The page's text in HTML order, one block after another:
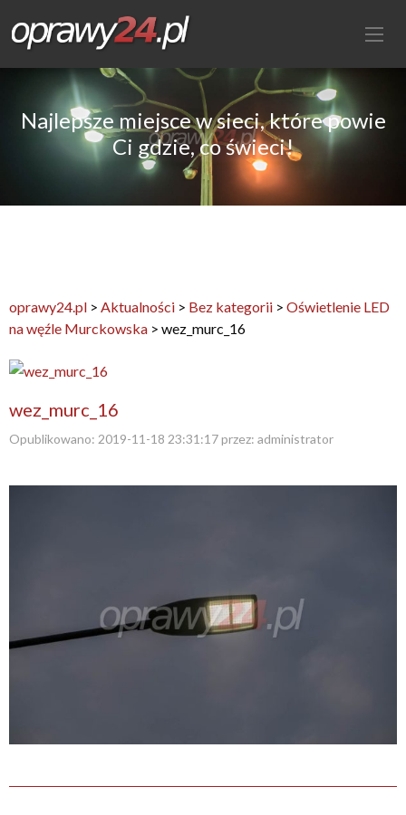
Najlepsze miejsce w sieci, które powie
Ci gdzie, co świeci!
oprawy24.pl > Aktualności > Bez kategorii > Oświetlenie LED
na węźle Murckowska > wez_murc_16
wez_murc_16
Opublikowano: 2019-11-18 23:31:17przez: administrator